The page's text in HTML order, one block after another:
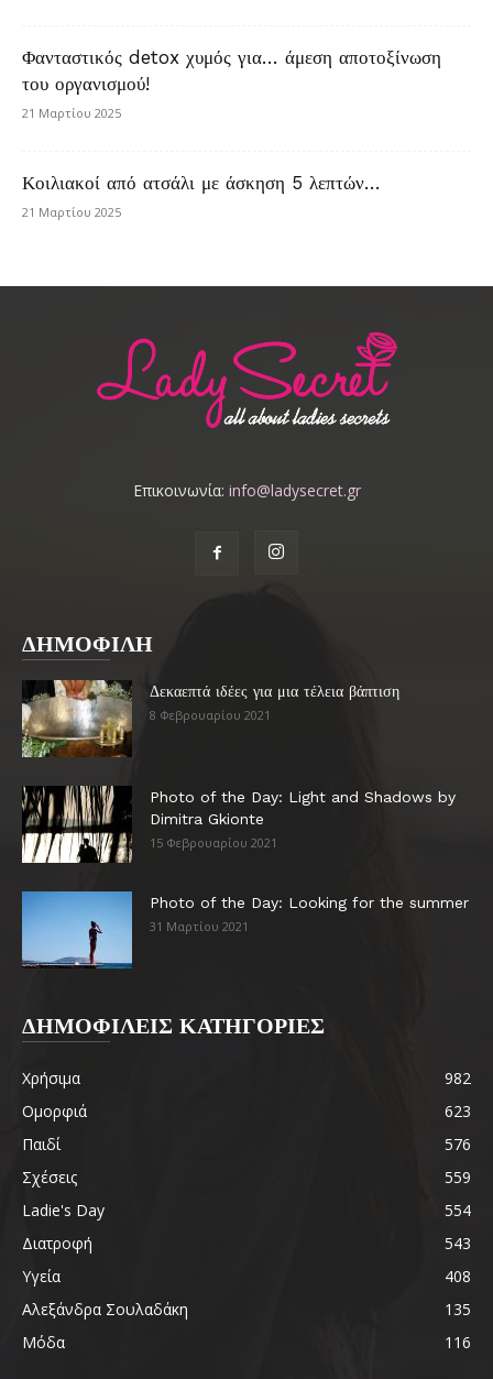
Φανταστικός detox χυμός για… άμεση αποτοξίνωση
του οργανισμού!
21 Μαρτίου 2025
Κοιλιακοί από ατσάλι με άσκηση 5 λεπτών…
21 Μαρτίου 2025
Επικοινωνία: info@ladysecret.gr
ΔΗΜΟΦΙΛΗ
Δεκαεπτά ιδέες για μια τέλεια βάπτιση
8 Φεβρουαρίου 2021
Photo of the Day: Light and Shadows by
Dimitra Gkionte
15 Φεβρουαρίου 2021
Photo of the Day: Looking for the summer
31 Μαρτίου 2021
ΔΗΜΟΦΙΛΕΙΣ ΚΑΤΗΓΟΡΙΕΣ
Χρήσιμα
982
Ομορφιά
623
Παιδί
576
Σχέσεις
559
Ladie's Day
554
Διατροφή
543
Υγεία
408
Αλεξάνδρα Σουλαδάκη
135
Μόδα
116